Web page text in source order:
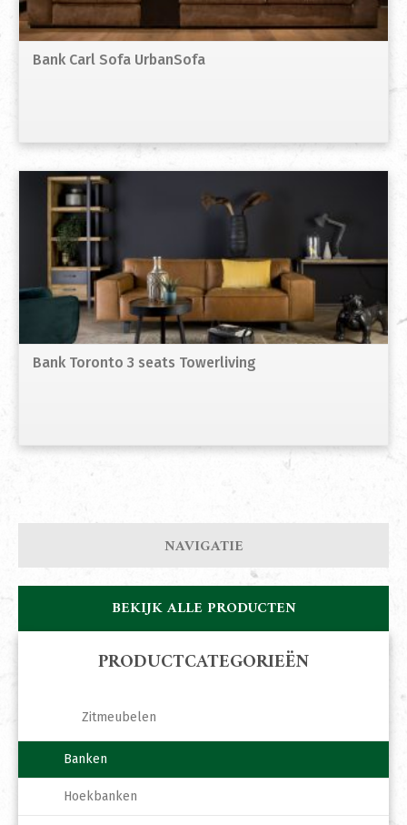
Bank Carl Sofa UrbanSofa
Bank Toronto 3 seats Towerliving
NAVIGATIE
BEKIJK ALLE PRODUCTEN
PRODUCTCATEGORIEËN
Zitmeubelen
Banken
Hoekbanken